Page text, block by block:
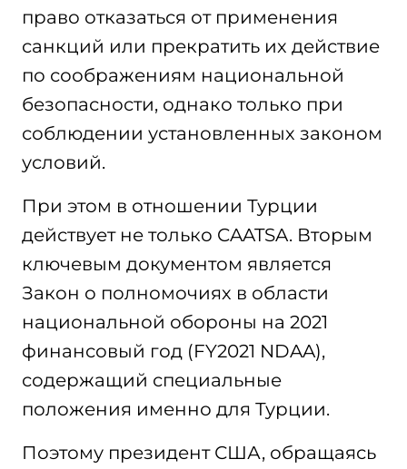
право отказаться от применения
санкций или прекратить их действие
по соображениям национальной
безопасности, однако только при
соблюдении установленных законом
условий.
При этом в отношении Турции
действует не только CAATSA. Вторым
ключевым документом является
Закон о полномочиях в области
национальной обороны на 2021
финансовый год (FY2021 NDAA),
содержащий специальные
положения именно для Турции.
Поэтому президент США, обращаясь